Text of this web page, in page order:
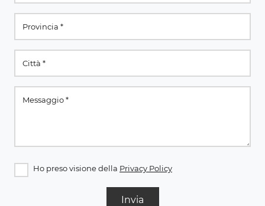
Ho preso visione della Privacy Policy
Invia